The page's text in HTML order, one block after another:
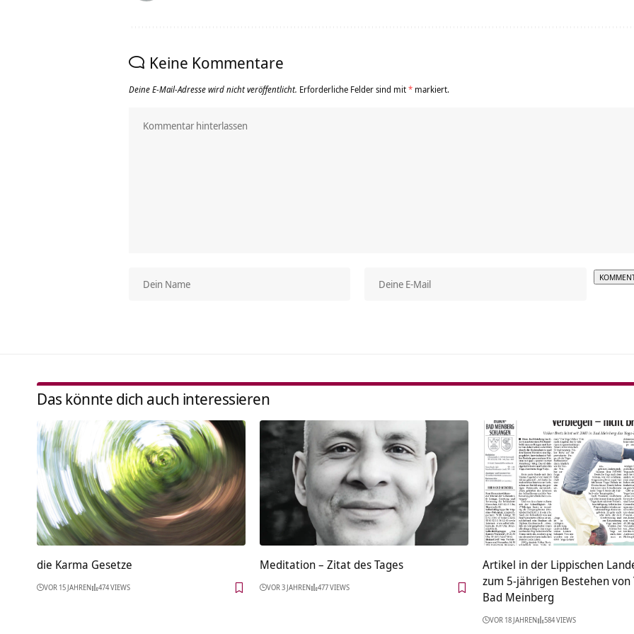
Keine Kommentare
Deine E-Mail-Adresse wird nicht veröffentlicht. Erforderliche Felder sind mit* markiert.
Das könnte dich auch interessieren
die Karma Gesetze
VOR 15 JAHREN 474 VIEWS
Meditation – Zitat des Tages
VOR 3 JAHREN 477 VIEWS
Artikel in der Lippischen
zum 5-jährigen Bestehen von
Bad Meinberg
VOR 18 JAHREN 584 VIEWS